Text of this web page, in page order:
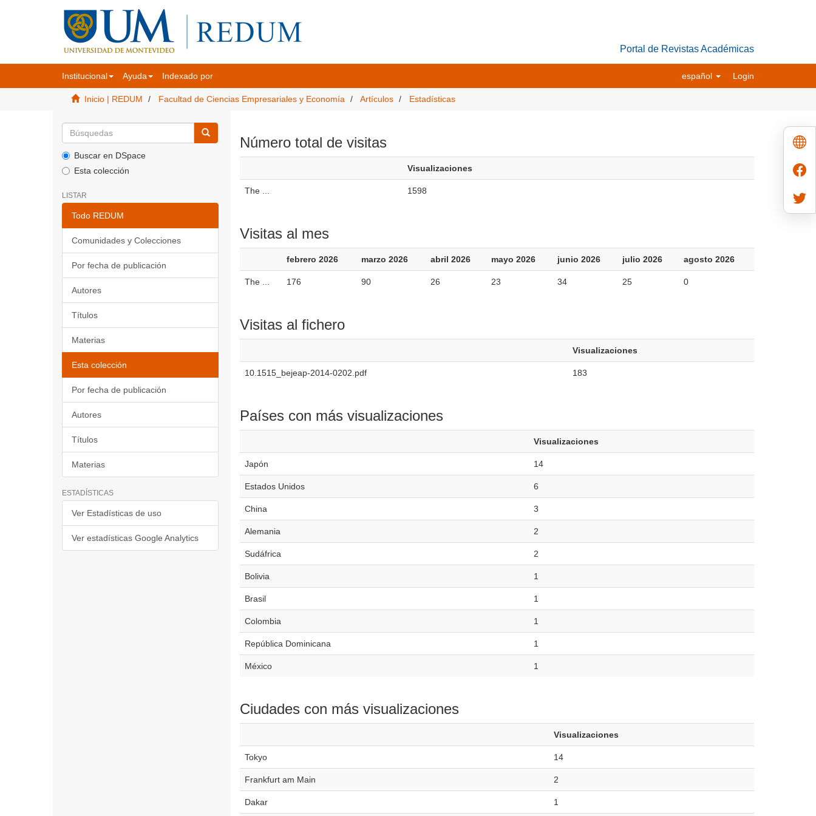
Portal de Revistas Académicas
Institucional Ayuda Indexado por español Login
Inicio | REDUM Facultad de Ciencias Empresariales y Economía Artículos Estadísticas
Buscar en DSpace
Esta colección
LISTAR
Todo REDUM
Comunidades y Colecciones
Por fecha de publicación
Autores
Títulos
Materias
Esta colección
Por fecha de publicación
Autores
Títulos
Materias
ESTADÍSTICAS
Ver Estadísticas de uso
Ver estadísticas Google Analytics
Número total de visitas
Visualizaciones
The ... 1598
Visitas al mes
febrero 2026 marzo 2026 abril 2026 mayo 2026 junio 2026 julio 2026 agosto 2026
The ... 176 90 26 23 34 25 0
Visitas al fichero
Visualizaciones
10.1515_bejeap-2014-0202.pdf 183
Países con más visualizaciones
Visualizaciones
Japón 14
Estados Unidos 6
China 3
Alemania 2
Sudáfrica 2
Bolivia 1
Brasil 1
Colombia 1
República Dominicana 1
México 1
Ciudades con más visualizaciones
Visualizaciones
Tokyo 14
Frankfurt am Main 2
Dakar 1